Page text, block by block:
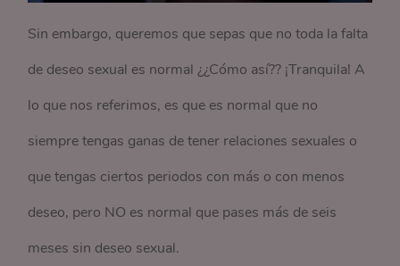
Sin embargo, queremos que sepas que no toda la falta
de deseo sexual es normal ¿¿Cómo así?? ¡Tranquila! A
lo que nos referimos, es que es normal que no
siempre tengas ganas de tener relaciones sexuales o
que tengas ciertos periodos con más o con menos
deseo, pero NO es normal que pases más de seis
meses sin deseo sexual.